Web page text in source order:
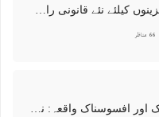
برطانیہ کا پناہ گزینوں کیلئے نئے قانونی راستوں اور اسپانسر شپ نظام کا اعلان
66 مناظر
سرگودھا میں ایک اور افسوسناک واقعہ: نوعمر لڑکے سے مبینہ زیادتی، مقدمہ درج